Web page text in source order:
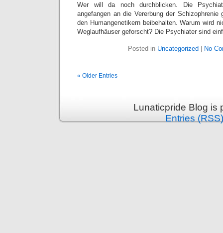
Wer will da noch durchblicken. Die
angefangen an die Vererbung der
den Humangenetikern beibehalten. Warum wird
Weglaufhäuser geforscht? Die Psychiater sind
Posted in Uncategorized No
« Older Entries
Lunaticpride Blog is
Entries (RSS)